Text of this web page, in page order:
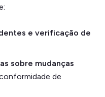
e verificação de
sobre mudanças
de